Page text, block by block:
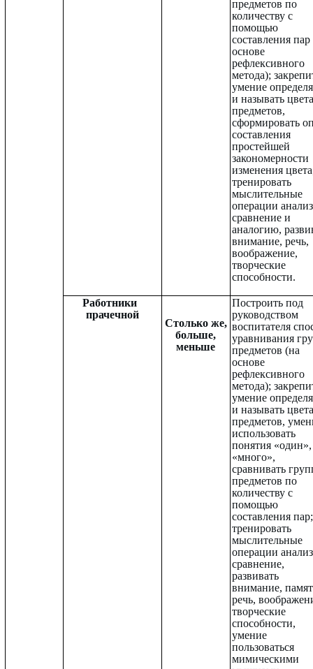
предметов по
количеству с
помощью
составления пар
основе
рефлексивного
метода);
умение
и называть цвета
предметов,
сформировать
составления
простейшей
закономерности
изменения
тренировать
мыслительные
операции
сравнение и
аналогию,
внимание, речь,
воображение,
творческие
способности.
Работники
прачечной
Столько же,
больше,
меньше
Построить под
руководством
воспитателя
уравнивания
предметов (на
основе
рефлексивного
метода);
умение
и называть цвета
предметов,
использовать
понятия «один»,
«много»,
сравнивать
предметов по
количеству с
помощью
составления пар;
тренировать
мыслительные
операции
сравнение,
развивать
внимание,
речь,
творческие
способности,
умение
пользоваться
мимическими